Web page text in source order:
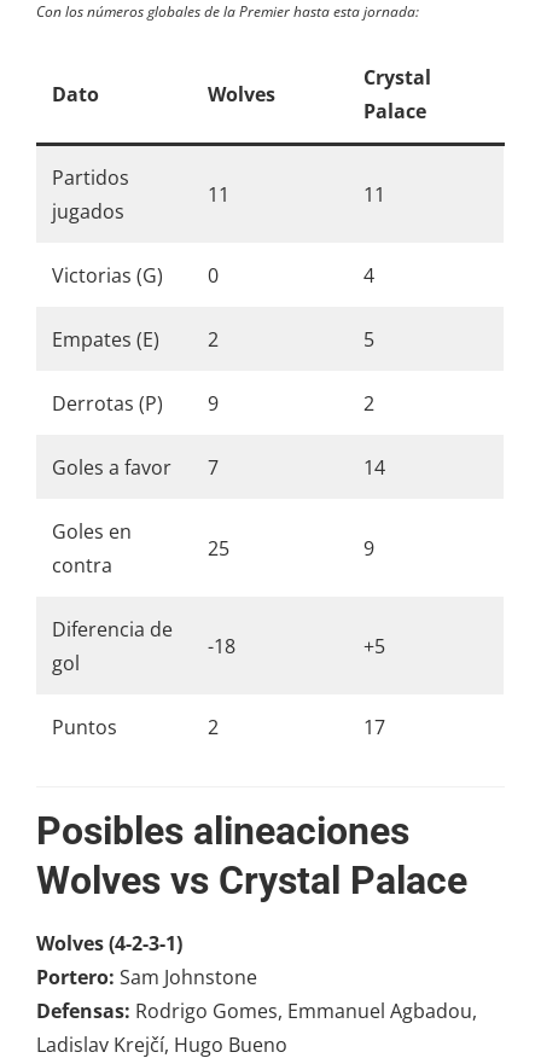
Con los números globales de la Premier hasta esta jornada:
Dato Wolves
Crystal
Palace
Partidos
jugados
11 11
Victorias (G) 0 4
Empates (E) 2 5
Derrotas (P) 9 2
Goles a favor 7 14
Goles en
contra
25 9
Diferencia de
gol
-18 +5
Puntos 2 17
Posibles alineaciones
Wolves vs Crystal Palace
Wolves (4-2-3-1)
Portero: Sam Johnstone
Defensas: Rodrigo Gomes, Emmanuel Agbadou,
Ladislav Krejčí, Hugo Bueno